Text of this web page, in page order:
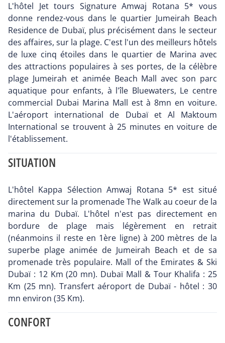
L'hôtel Jet tours Signature Amwaj Rotana 5* vous
donne rendez-vous dans le quartier Jumeirah Beach
Residence de Dubaï, plus précisément dans le secteur
des affaires, sur la plage. C'est l'un des meilleurs hôtels
de luxe cinq étoiles dans le quartier de Marina avec
des attractions populaires à ses portes, de la célèbre
plage Jumeirah et animée Beach Mall avec son parc
aquatique pour enfants, à l'île Bluewaters, Le centre
commercial Dubai Marina Mall est à 8mn en voiture.
L'aéroport international de Dubaï et Al Maktoum
International se trouvent à 25 minutes en voiture de
l'établissement.
SITUATION
L'hôtel Kappa Sélection Amwaj Rotana 5* est situé
directement sur la promenade The Walk au coeur de la
marina du Dubaï. L'hôtel n'est pas directement en
bordure de plage mais légèrement en retrait
(néanmoins il reste en 1ère ligne) à 200 mètres de la
superbe plage animée de Jumeirah Beach et de sa
promenade très populaire. Mall of the Emirates & Ski
Dubaï : 12 Km (20 mn). Dubaï Mall & Tour Khalifa : 25
Km (25 mn). Transfert aéroport de Dubaï - hôtel : 30
mn environ (35 Km).
CONFORT